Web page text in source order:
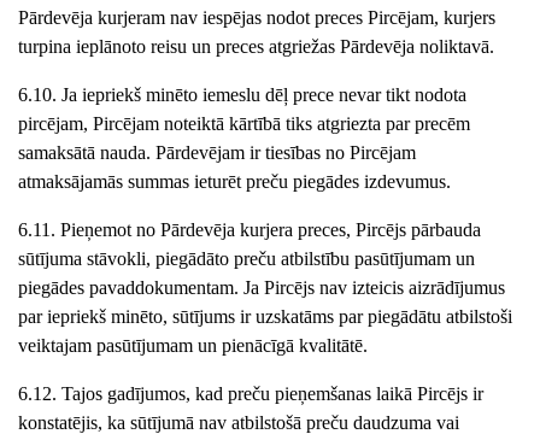
Pārdevēja kurjeram nav iespējas nodot preces Pircējam, kurjers
turpina ieplānoto reisu un preces atgriežas Pārdevēja noliktavā.
6.10. Ja iepriekš minēto iemeslu dēļ prece nevar tikt nodota
pircējam, Pircējam noteiktā kārtībā tiks atgriezta par precēm
samaksātā nauda. Pārdevējam ir tiesības no Pircējam
atmaksājamās summas ieturēt preču piegādes izdevumus.
6.11. Pieņemot no Pārdevēja kurjera preces, Pircējs pārbauda
sūtījuma stāvokli, piegādāto preču atbilstību pasūtījumam un
piegādes pavaddokumentam. Ja Pircējs nav izteicis aizrādījumus
par iepriekš minēto, sūtījums ir uzskatāms par piegādātu atbilstoši
veiktajam pasūtījumam un pienācīgā kvalitātē.
6.12. Tajos gadījumos, kad preču pieņemšanas laikā Pircējs ir
konstatējis, ka sūtījumā nav atbilstošā preču daudzuma vai